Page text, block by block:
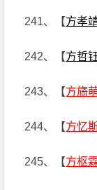
241、【方孝
242、【方哲
243、【方旖
244、【方忆
245、【方枢